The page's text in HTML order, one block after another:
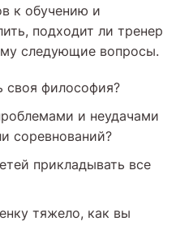
к обучению и
подходит ли тренер
следующие вопросы.
своя философия?
и неудачами
соревнований?
прикладывать все
тяжело, как вы